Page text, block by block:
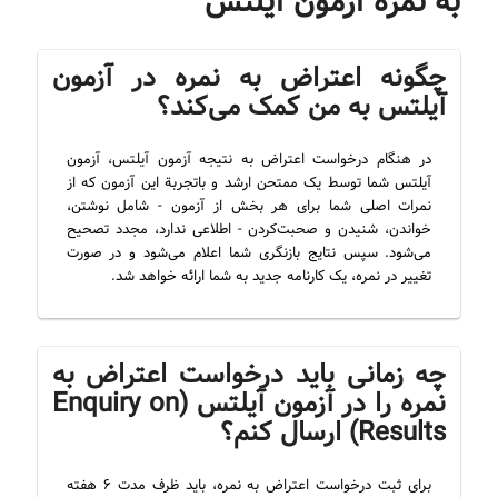
چگونه اعتراض به نمره در آزمون
آیلتس به من کمک می‌کند؟
در هنگام درخواست اعتراض به نتیجه آزمون آیلتس، آزمون
آیلتس شما توسط یک ممتحن ارشد و باتجربة این آزمون که از
نمرات اصلی شما برای هر بخش از آزمون - شامل نوشتن،
خواندن، شنیدن و صحبت‌کردن - اطلاعی ندارد، مجدد تصحیح
می‌شود. سپس نتایج بازنگری شما اعلام می‌شود و در صورت
تغییر در نمره، یک کارنامه جدید به شما ارائه خواهد شد.
چه زمانی باید درخواست اعتراض به
نمره را در آزمون آیلتس (Enquiry on
Results) ارسال کنم؟
برای ثبت درخواست اعتراض به نمره، باید ظرف مدت ۶ هفته